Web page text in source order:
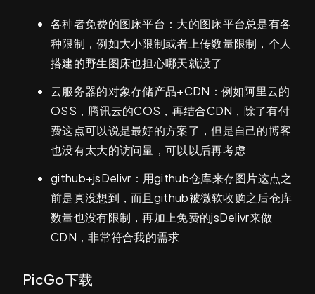
各种者免费的图床平台：大的图床平台总是有各
种限制，例如大小限制或者上传数量限制，个人
搭建的野生图床也担心哪天就没了
云服务器的对象存储产品+CDN：例如阿里云的
OSS，腾讯云的COS，再结合CDN，除了有付
费这点可以说是最好的方案了，但是自己的博客
也没有太大的访问量，可以以后再考虑
github+jsDelivr：用github仓库来存图片这点之
前是真没想到，而且github被微软收购之后仓库
数量也没有限制，再加上免费的jsDelivr来做
CDN，非常符合我的需求
PicGo下载